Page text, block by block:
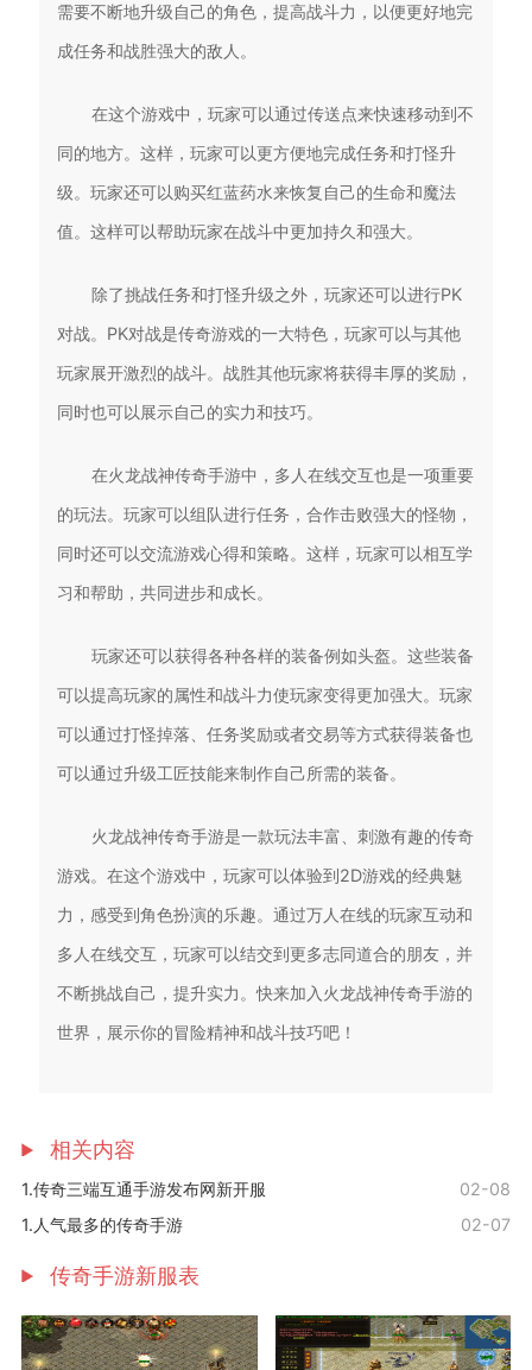
需要不断地升级自己的角色，提高战斗力，以便更好地完
成任务和战胜强大的敌人。
在这个游戏中，玩家可以通过传送点来快速移动到不
同的地方。这样，玩家可以更方便地完成任务和打怪升
级。玩家还可以购买红蓝药水来恢复自己的生命和魔法
值。这样可以帮助玩家在战斗中更加持久和强大。
除了挑战任务和打怪升级之外，玩家还可以进行PK
对战。PK对战是传奇游戏的一大特色，玩家可以与其他
玩家展开激烈的战斗。战胜其他玩家将获得丰厚的奖励，
同时也可以展示自己的实力和技巧。
在火龙战神传奇手游中，多人在线交互也是一项重要
的玩法。玩家可以组队进行任务，合作击败强大的怪物，
同时还可以交流游戏心得和策略。这样，玩家可以相互学
习和帮助，共同进步和成长。
玩家还可以获得各种各样的装备例如头盔。这些装备
可以提高玩家的属性和战斗力使玩家变得更加强大。玩家
可以通过打怪掉落、任务奖励或者交易等方式获得装备也
可以通过升级工匠技能来制作自己所需的装备。
火龙战神传奇手游是一款玩法丰富、刺激有趣的传奇
游戏。在这个游戏中，玩家可以体验到2D游戏的经典魅
力，感受到角色扮演的乐趣。通过万人在线的玩家互动和
多人在线交互，玩家可以结交到更多志同道合的朋友，并
不断挑战自己，提升实力。快来加入火龙战神传奇手游的
世界，展示你的冒险精神和战斗技巧吧！
相关内容
1.传奇三端互通手游发布网新开服
02-08
1.人气最多的传奇手游
02-07
传奇手游新服表